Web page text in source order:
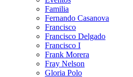
Familia
Fernando Casanova
Francisco
Francisco Delgado
Francisco I
Frank Morera
Fray Nelson
Gloria Polo